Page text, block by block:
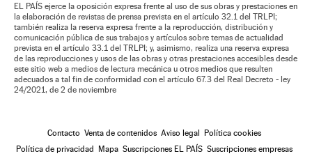
EL PAÍS ejerce la oposición expresa frente al uso de sus obras y prestaciones en
la elaboración de revistas de prensa prevista en el artículo 32.1 del TRLPI;
también realiza la reserva expresa frente a la reproducción, distribución y
comunicación pública de sus trabajos y artículos sobre temas de actualidad
prevista en el artículo 33.1 del TRLPI; y, asimismo, realiza una reserva expresa
de las reproducciones y usos de las obras y otras prestaciones accesibles desde
este sitio web a medios de lectura mecánica u otros medios que resulten
adecuados a tal fin de conformidad con el artículo 67.3 del Real Decreto - ley
24/2021, de 2 de noviembre
Contacto Venta de contenidos Aviso legal
Política cookies
Política de privacidad
Mapa Suscripciones EL PAÍS Suscripciones empresas